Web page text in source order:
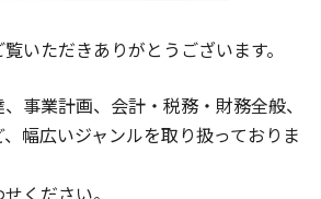
いただきありがとうございます。
事業計画、会計・税務・財務全般、
幅広いジャンルを取り扱っておりま
ください。